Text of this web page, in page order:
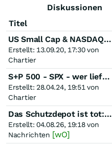
Diskussionen
Titel
US Small Cap & NASDAQ Composite
Erstellt: 13.09.20, 17:30 von
Chartier
S+P 500 - SPX - wer liefert die nächsten Punkte zum ATH ?
Erstellt: 28.04.24, 19:51 von
Chartier
Das Schutzdepot ist tot: Goldman sieht die KI-Blase dort, wo Anleger sie nicht suchen
Erstellt: 04.08.26, 19:18 von
Nachrichten [wO]